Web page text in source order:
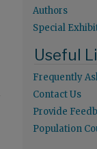
Authors
Special
Useful
Frequently
Contact Us
Provide
Population